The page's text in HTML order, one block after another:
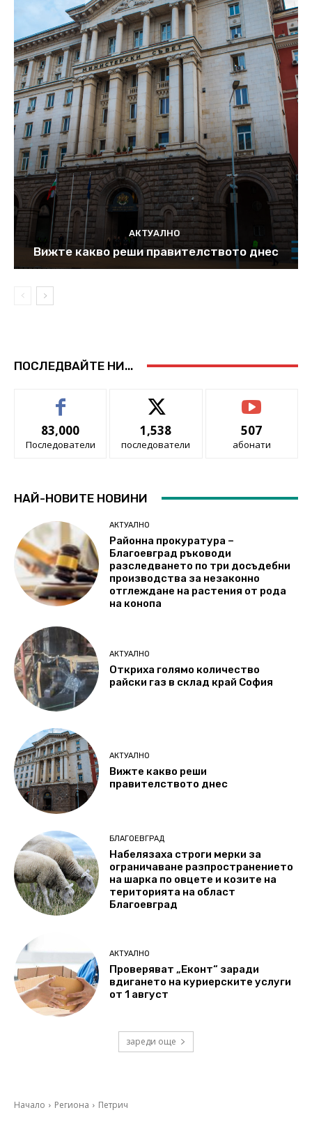
АКТУАЛНО
Вижте какво реши правителството днес
ПОСЛЕДВАЙТЕ НИ...
83,000
Последователи
1,538
последователи
507
абонати
НАЙ-НОВИТЕ НОВИНИ
АКТУАЛНО
Районна прокуратура –
Благоевград ръководи
разследването по три досъдебни
производства за незаконно
отглеждане на растения от рода
на конопа
АКТУАЛНО
Откриха голямо количество
райски газ в склад край София
АКТУАЛНО
Вижте какво реши
правителството днес
БЛАГОЕВГРАД
Набелязаха строги мерки за
ограничаване разпространението
на шарка по овцете и козите на
територията на област
Благоевград
АКТУАЛНО
Проверяват „Еконт“ заради
вдигането на куриерските услуги
от 1 август
зареди още